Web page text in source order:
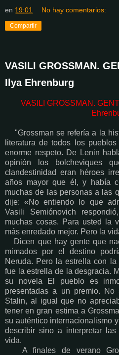
en 19:01 No hay comentarios:
Compartir
VASILI GROSSMAN.
Ilya Ehrenburg
VASILI GROSSMAN.
"Grossman se refería a la
literatura de todos los
enorme respeto. De Lenin
opinión los bolcheviques
clandestinidad eran héroes
años mayor que él, y había
muchas de las personas a las
dije: «No entiendo lo que
Vasili Semiónovich
muchas cosas. Para usted la
más enredado mejor. Pero la
Dicen que hay gente que
mimados por el destino
Neruda. Pero la estrella con
fue la estrella de la desgracia.
su novela El pueblo es
presentadas a un premio.
Stalin, al igual que no
tener en gran estima a
su auténtico internacionalismo
describir sino a interpretar
vida.
A finales de verano